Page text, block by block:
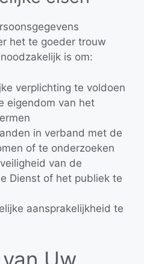
het te goeder trouw
is om:
verplichting te voldoen
eigendom van het
in verband met de
of te onderzoeken
van de
Dienst of het publiek te
aansprakelijkheid te